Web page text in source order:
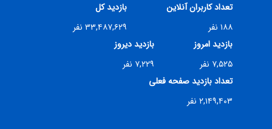
تعداد کاربران آنلاین
۱۸۸ نفر
بازدید کل
۳۳,۴۸۷,۶۲۹ نفر
بازدید امروز
۷,۵۲۵ نفر
بازدید دیروز
۷,۲۲۹ نفر
تعداد بازدید صفحه فعلی
۲,۱۴۹,۴۰۳ نفر